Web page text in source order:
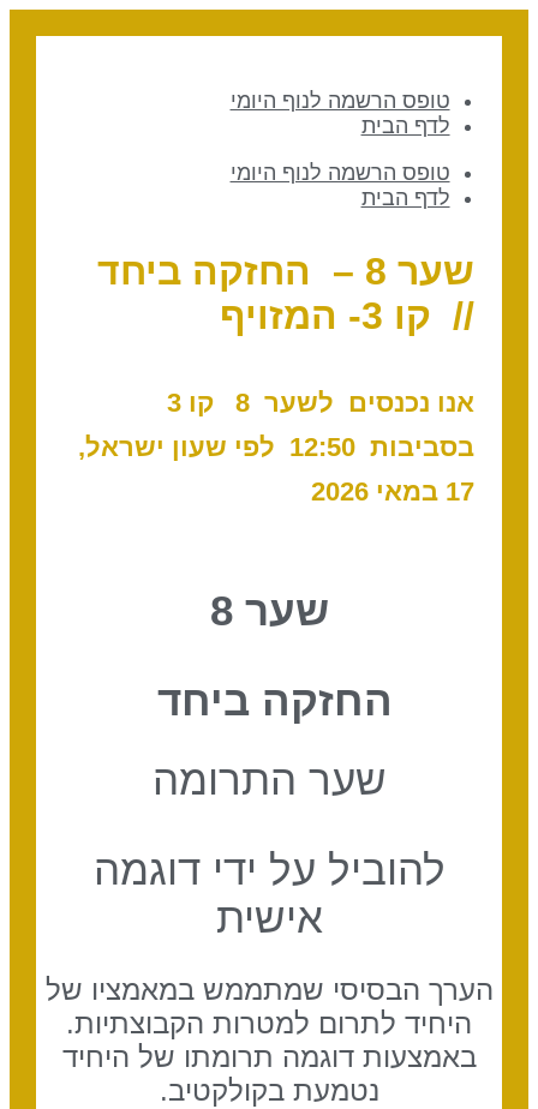
טופס הרשמה לנוף היומי
לדף הבית
טופס הרשמה לנוף היומי
לדף הבית
שער 8 – החזקה ביחד
// קו 3- המזויף
אנו נכנסים לשער 8 ק
ו 3
בסביבות 12:50 לפי שעון ישראל,
17 במאי 2026
שער 8
החזקה ביחד
שער התרומה
להוביל על ידי דוגמה
אישית
הערך הבסיסי שמתממש במאמציו של
היחיד לתרום למטרות הקבוצתיות.
באמצעות דוגמה תרומתו של היחיד
נטמעת בקולקטיב.